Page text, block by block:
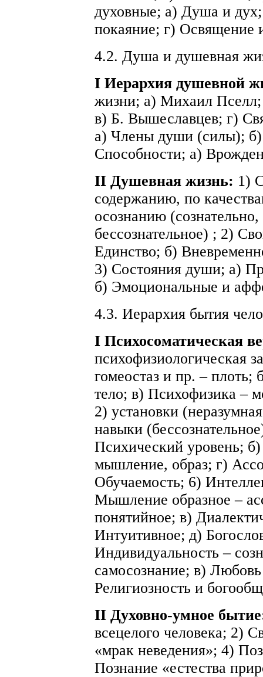
духовные; а) Душа и
покаяние; г) Освящение
4.2. Душа и душевная
I Иерархия душевной
жизни; а) Михаил
в) Б. Вышеславцев; г)
а) Члены души (силы); б)
Способности; а)
II Душевная жизнь: 1)
содержанию, по
осознанию (сознательно,
бессознательное) ; 2)
Единство; б)
3) Состояния души; а)
б) Эмоциональные и
4.3. Иерархия бытия
I Психосоматическая
психофизиологическая
гомеостаз и пр. – плоть;
тело; в) Психофизика –
2) установки
навыки
Психический уровень;
мышление, образ; г)
Обучаемость; 6)
Мышление образное –
понятийное; в)
Интуитивное; д)
Индивидуальность –
самосознание; в)
Религиозность и
II Духовно-умное
всецелого человека; 2)
«мрак неведения»; 4)
Познание «естества